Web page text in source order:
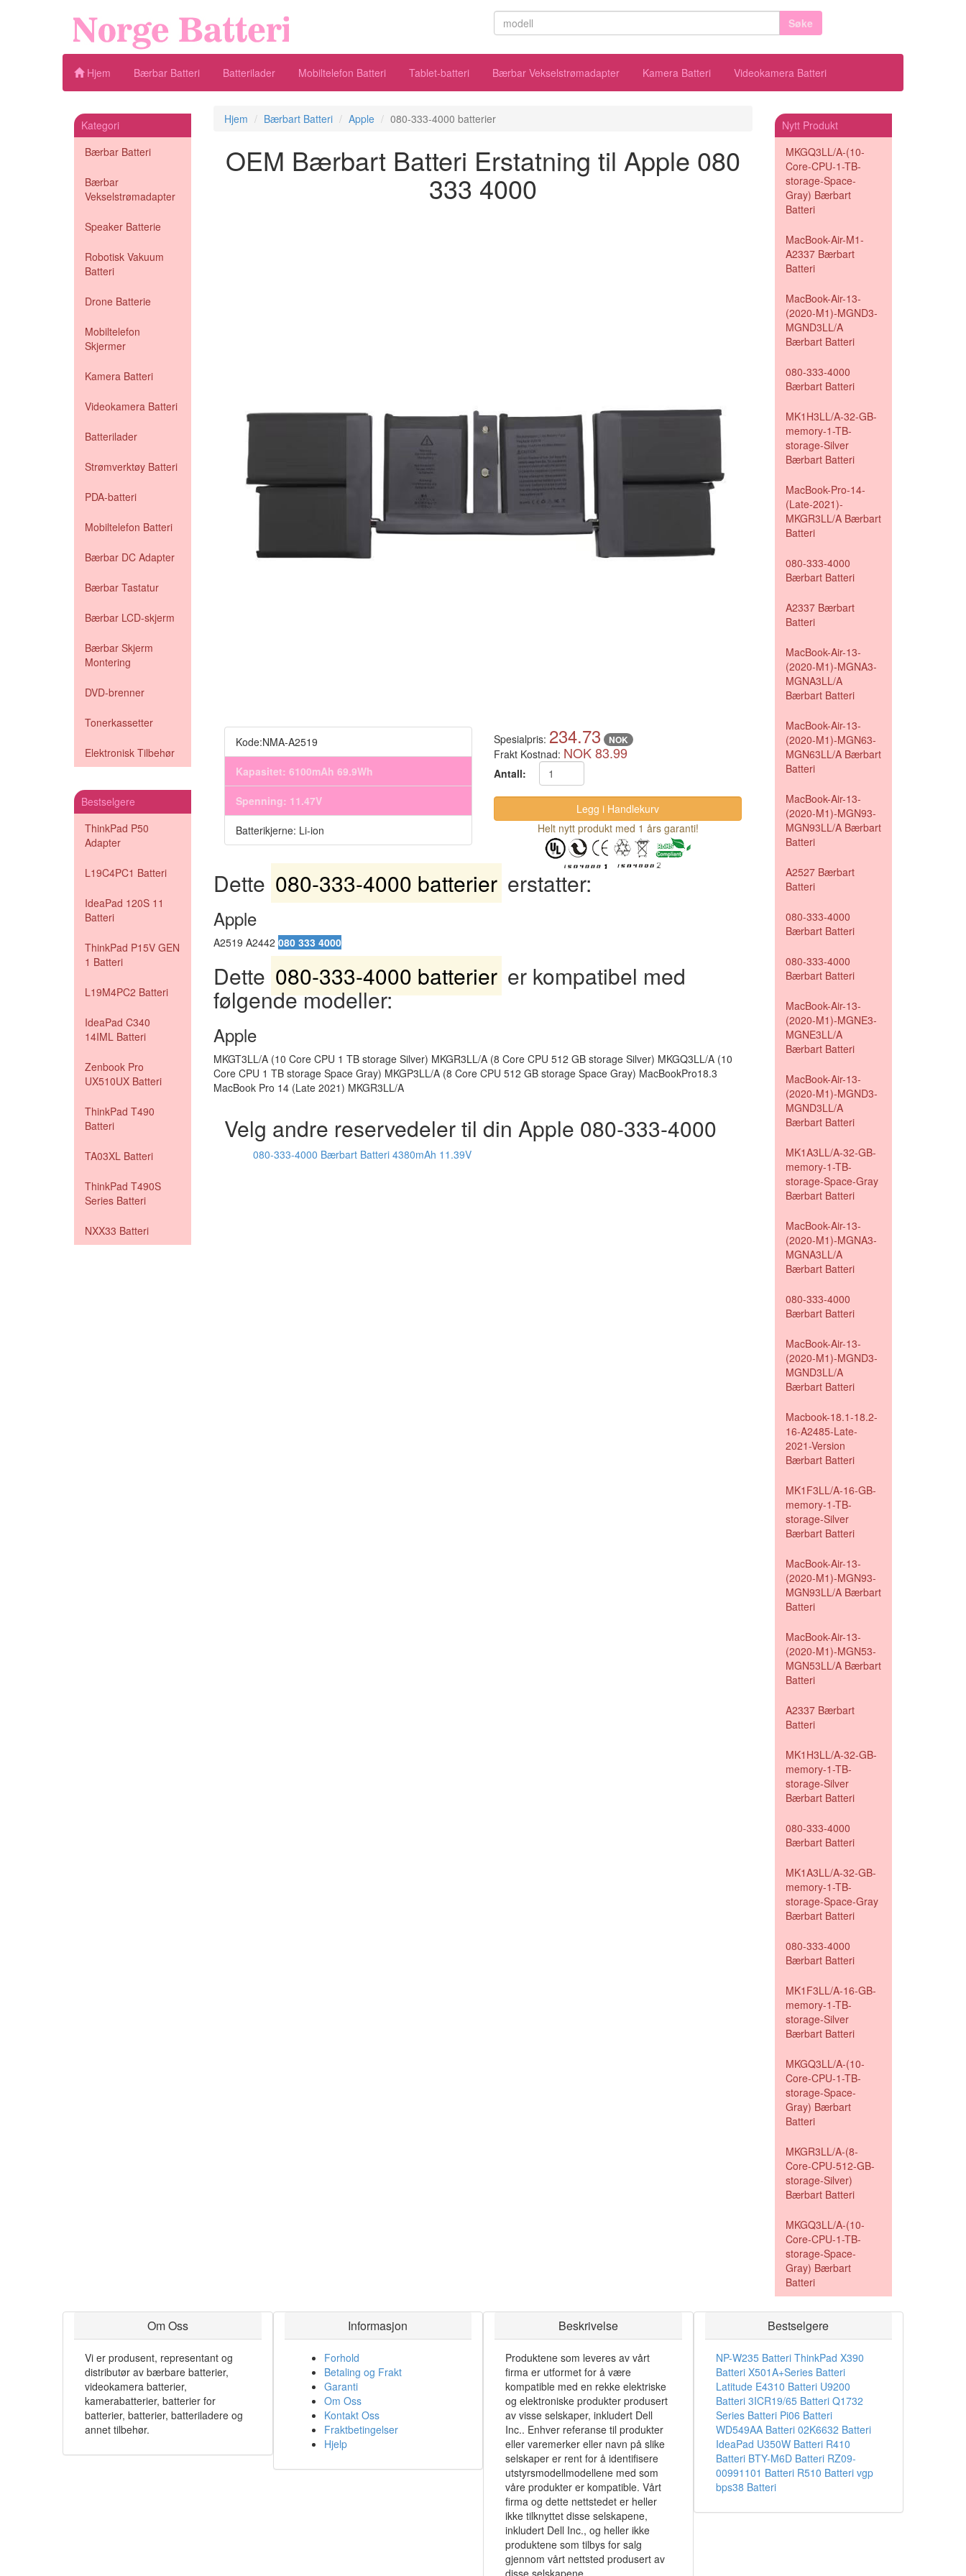
Søke
Hjem Bærbar Batteri Batterilader Mobiltelefon Batteri Tablet-batteri Bærbar Vekselstrømadapter Kamera Batteri Videokamera Batteri
Kategori
Bærbar Batteri
Bærbar
Vekselstrømadapter
Speaker Batterie
Robotisk Vakuum
Batteri
Drone Batterie
Mobiltelefon
Skjermer
Kamera Batteri
Videokamera Batteri
Batterilader
Strømverktøy Batteri
PDA-batteri
Mobiltelefon Batteri
Bærbar DC Adapter
Bærbar Tastatur
Bærbar LCD-skjerm
Bærbar Skjerm
Montering
DVD-brenner
Tonerkassetter
Elektronisk Tilbehør
Bestselgere
ThinkPad P50
Adapter
L19C4PC1 Batteri
IdeaPad 120S 11
Batteri
ThinkPad P15V GEN
1 Batteri
L19M4PC2 Batteri
IdeaPad C340
14IML Batteri
Zenbook Pro
UX510UX Batteri
ThinkPad T490
Batteri
TA03XL Batteri
ThinkPad T490S
Series Batteri
NXX33 Batteri
Hjem Bærbart Batteri Apple 080-333-4000 batterier
OEM Bærbart Batteri Erstatning til Apple 080
333 4000
Kode:NMA-A2519
Kapasitet: 6100mAh 69.9Wh
Spenning: 11.47V
Batterikjerne: Li-ion
Spesialpris: 234.73 NOK
Frakt Kostnad: NOK 83.99
Antall:
Helt nytt produkt med 1 års garanti!
Dette 080-333-4000 batterier erstatter:
Apple
A2519 A2442 080 333 4000
Dette 080-333-4000 batterier er kompatibel med
følgende modeller:
Apple
MKGT3LL/A (10 Core CPU 1 TB storage Silver) MKGR3LL/A (8 Core CPU 512 GB storage Silver) MKGQ3LL/A (10
Core CPU 1 TB storage Space Gray) MKGP3LL/A (8 Core CPU 512 GB storage Space Gray) MacBookPro18.3
MacBook Pro 14 (Late 2021) MKGR3LL/A
Velg andre reservedeler til din Apple 080-333-4000
080-333-4000 Bærbart Batteri 4380mAh 11.39V
Nytt Produkt
MKGQ3LL/A-(10-
Core-CPU-1-TB-
storage-Space-
Gray) Bærbart
Batteri
MacBook-Air-M1-
A2337 Bærbart
Batteri
MacBook-Air-13-
(2020-M1)-MGND3-
MGND3LL/A
Bærbart Batteri
080-333-4000
Bærbart Batteri
MK1H3LL/A-32-GB-
memory-1-TB-
storage-Silver
Bærbart Batteri
MacBook-Pro-14-
(Late-2021)-
MKGR3LL/A Bærbart
Batteri
080-333-4000
Bærbart Batteri
A2337 Bærbart
Batteri
MacBook-Air-13-
(2020-M1)-MGNA3-
MGNA3LL/A
Bærbart Batteri
MacBook-Air-13-
(2020-M1)-MGN63-
MGN63LL/A Bærbart
Batteri
MacBook-Air-13-
(2020-M1)-MGN93-
MGN93LL/A Bærbart
Batteri
A2527 Bærbart
Batteri
080-333-4000
Bærbart Batteri
080-333-4000
Bærbart Batteri
MacBook-Air-13-
(2020-M1)-MGNE3-
MGNE3LL/A
Bærbart Batteri
MacBook-Air-13-
(2020-M1)-MGND3-
MGND3LL/A
Bærbart Batteri
MK1A3LL/A-32-GB-
memory-1-TB-
storage-Space-Gray
Bærbart Batteri
MacBook-Air-13-
(2020-M1)-MGNA3-
MGNA3LL/A
Bærbart Batteri
080-333-4000
Bærbart Batteri
MacBook-Air-13-
(2020-M1)-MGND3-
MGND3LL/A
Bærbart Batteri
Macbook-18.1-18.2-
16-A2485-Late-
2021-Version
Bærbart Batteri
MK1F3LL/A-16-GB-
memory-1-TB-
storage-Silver
Bærbart Batteri
MacBook-Air-13-
(2020-M1)-MGN93-
MGN93LL/A Bærbart
Batteri
MacBook-Air-13-
(2020-M1)-MGN53-
MGN53LL/A Bærbart
Batteri
A2337 Bærbart
Batteri
MK1H3LL/A-32-GB-
memory-1-TB-
storage-Silver
Bærbart Batteri
080-333-4000
Bærbart Batteri
MK1A3LL/A-32-GB-
memory-1-TB-
storage-Space-Gray
Bærbart Batteri
080-333-4000
Bærbart Batteri
MK1F3LL/A-16-GB-
memory-1-TB-
storage-Silver
Bærbart Batteri
MKGQ3LL/A-(10-
Core-CPU-1-TB-
storage-Space-
Gray) Bærbart
Batteri
MKGR3LL/A-(8-
Core-CPU-512-GB-
storage-Silver)
Bærbart Batteri
MKGQ3LL/A-(10-
Core-CPU-1-TB-
storage-Space-
Gray) Bærbart
Batteri
Om Oss
Vi er produsent, representant og
distributør av bærbare batterier,
videokamera batterier,
kamerabatterier, batterier for
batterier, batterier, batteriladere og
annet tilbehør.
Informasjon
Forhold
Betaling og Frakt
Garanti
Om Oss
Kontakt Oss
Fraktbetingelser
Hjelp
Beskrivelse
Produktene som leveres av vårt
firma er utformet for å være
kompatible med en rekke elektriske
og elektroniske produkter produsert
av visse selskaper, inkludert Dell
Inc.. Enhver referanse til produkter
eller varemerker eller navn på slike
selskaper er rent for å identifisere
utstyrsmodellmodellene med som
våre produkter er kompatible. Vårt
firma og dette nettstedet er heller
ikke tilknyttet disse selskapene,
inkludert Dell Inc., og heller ikke
produktene som tilbys for salg
gjennom vårt nettsted produsert av
disse selskapene.
Bestselgere
NP-W235 Batteri ThinkPad X390
Batteri X501A+Series Batteri
Latitude E4310 Batteri U9200
Batteri 3ICR19/65 Batteri Q1732
Series Batteri Pi06 Batteri
WD549AA Batteri 02K6632 Batteri
IdeaPad U350W Batteri R410
Batteri BTY-M6D Batteri RZ09-
00991101 Batteri R510 Batteri vgp
bps38 Batteri